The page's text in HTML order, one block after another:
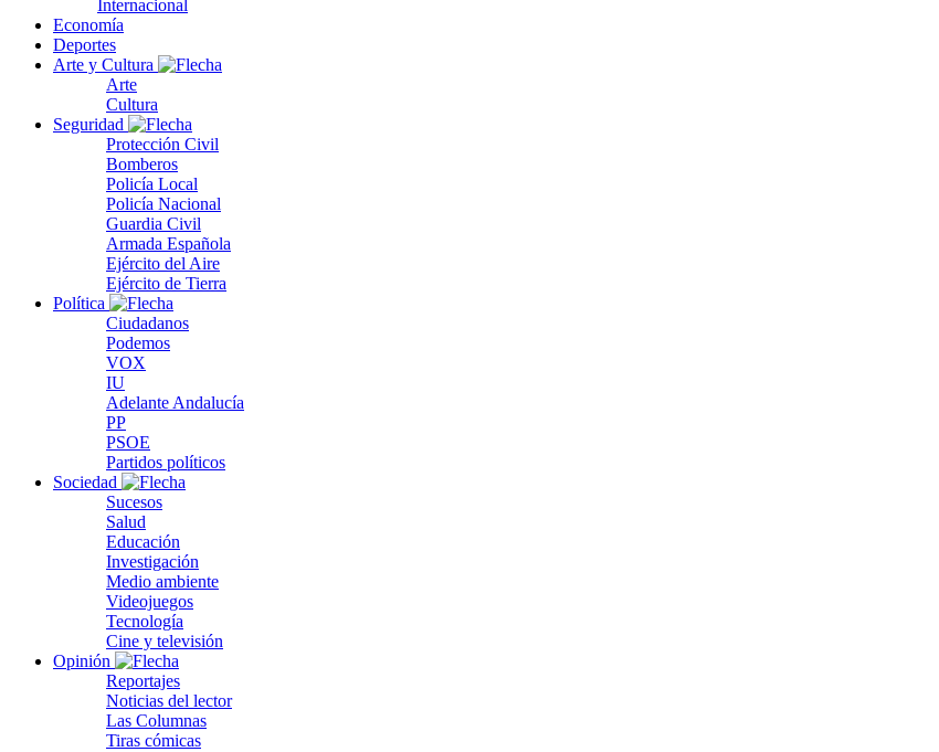
Internacional
Economía
Deportes
Arte y Cultura
Arte
Cultura
Seguridad
Protección Civil
Bomberos
Policía Local
Policía Nacional
Guardia Civil
Armada Española
Ejército del Aire
Ejército de Tierra
Política
Ciudadanos
Podemos
VOX
IU
Adelante Andalucía
PP
PSOE
Partidos políticos
Sociedad
Sucesos
Salud
Educación
Investigación
Medio ambiente
Videojuegos
Tecnología
Cine y televisión
Opinión
Reportajes
Noticias del lector
Las Columnas
Tiras cómicas